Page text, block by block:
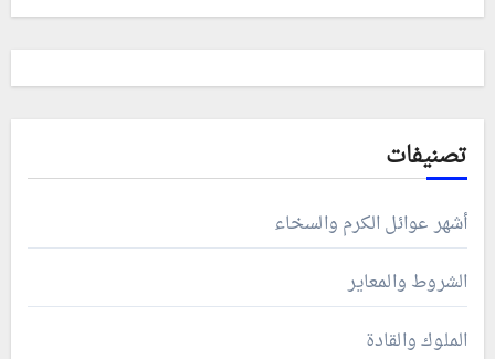
تصنيفات
أشهر عوائل الكرم والسخاء
الشروط والمعاير
الملوك والقادة